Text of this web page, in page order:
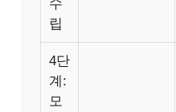
수
립
4단
계:
모